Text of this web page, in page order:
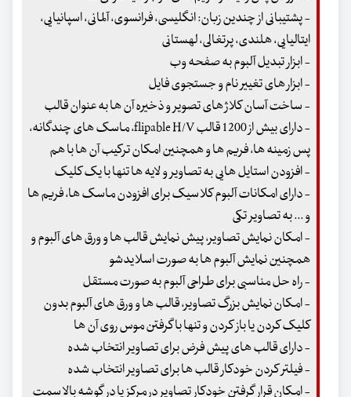
- پشتیبانی از چندین زبان: انگلیسی، فرانسوی، آلمانی، اسپانیایی،
ایتالیایی، هلندی، پرتغالی، لهستانی
- ابزار تبدیل آلبوم به صفحه وب
- ابزار های تغییر نام و جستجوی فایل
- ساخت آسان کلاژ های تصویر و ذخیره آن ها به عنوان قالب
- دارای بیش از 1200 قالب flipable H/V، ماسک های چندگانه،
پس زمینه ها، فریم ها و همچنین امکان ترکیب آن ها با هم
- افزودن استایل هایی به تصاویر و لایه ها تنها با یک کلیک
- دارای امکانات آلبوم کلاسیک برای افزودن ماسک ها، فریم ها
و ... به تصاویر تکی
- امکان نمایش تصاویر، پیش نمایش قالب ها و ورق های آلبوم و
همچنین نمایش آلبوم ها به صورت اسلایدشو
- راه حل مناسبی برای طراحی آلبوم به صورت مستقل
- امکان نمایش بزرگ تصاویر، قالب ها و ورق های آلبوم بدون
کلیک کردن یا باز کردن و تنها با گرفتن موس روی آن ها
- دارای قالب های پیش فرض برای تصاویر انتخاب شده
- فیلتر کردن خودکار قالب ها برای تصاویر انتخاب شده
- امکان قرار گرفتن خودکار تصاویر در مرکز یا در گوشه بالا سمت